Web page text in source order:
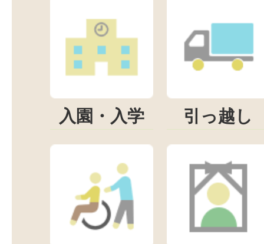
入園・入学 引っ越し